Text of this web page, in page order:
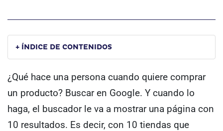
+ ÍNDICE DE CONTENIDOS
¿Qué hace una persona cuando quiere comprar
un producto? Buscar en Google. Y cuando lo
haga, el buscador le va a mostrar una página con
10 resultados. Es decir, con 10 tiendas que